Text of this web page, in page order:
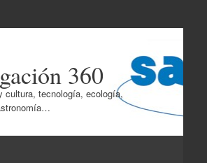
360
cultura, tecnología, ecología,